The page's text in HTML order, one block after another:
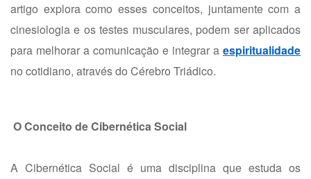
artigo explora como esses conceitos, juntamente com a
cinesiologia e os testes musculares, podem ser aplicados
para melhorar a comunicação e integrar a espiritualidade
no cotidiano, através do Cérebro Triádico.
O Conceito de Cibernética Social
A Cibernética Social é uma disciplina que estuda os